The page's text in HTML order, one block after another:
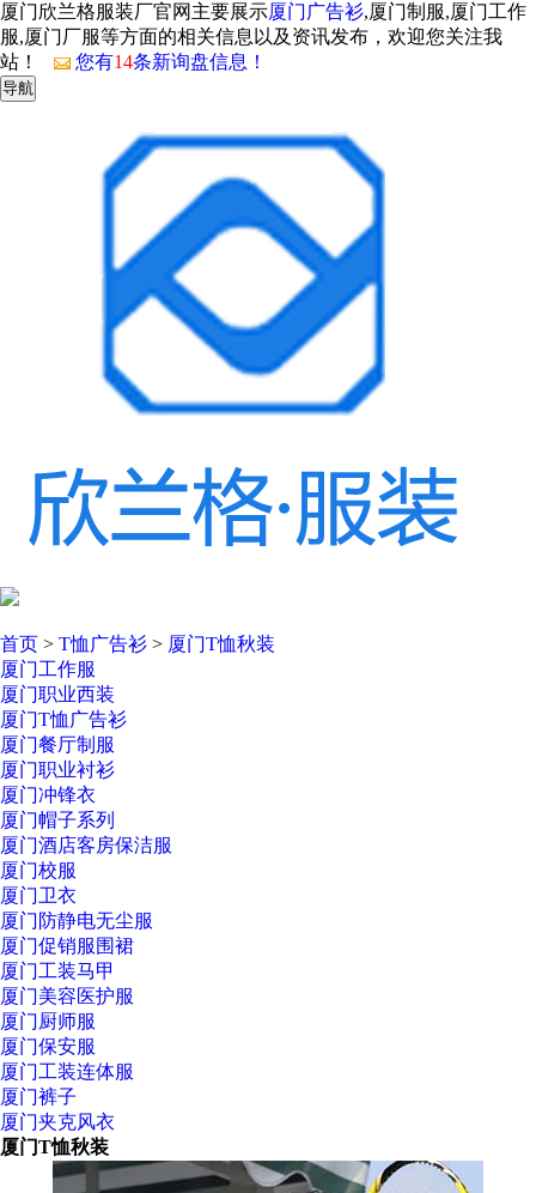
厦门欣兰格服装厂官网主要展示厦门广告衫,厦门制服,厦门工作
服,厦门厂服等方面的相关信息以及资讯发布，欢迎您关注我
站！
您有14条新询盘信息！
导航
首页 > T恤广告衫 > 厦门T恤秋装
厦门工作服
厦门职业西装
厦门T恤广告衫
厦门餐厅制服
厦门职业衬衫
厦门冲锋衣
厦门帽子系列
厦门酒店客房保洁服
厦门校服
厦门卫衣
厦门防静电无尘服
厦门促销服围裙
厦门工装马甲
厦门美容医护服
厦门厨师服
厦门保安服
厦门工装连体服
厦门裤子
厦门夹克风衣
厦门T恤秋装